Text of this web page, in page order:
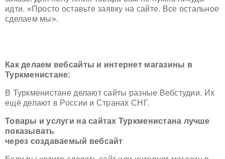
идти. «Просто оставьте заявку на сайте. Все остальное
сделаем мы».
Как делаем вебсайты и интернет магазины в
Туркменистане:
В Туркменистане делают сайты разные Вебстудии. Их
ещё делают в России и Странах СНГ.
Товары и услуги на сайтах Туркменистана лучше
показывать
через создаваемый вебсайт